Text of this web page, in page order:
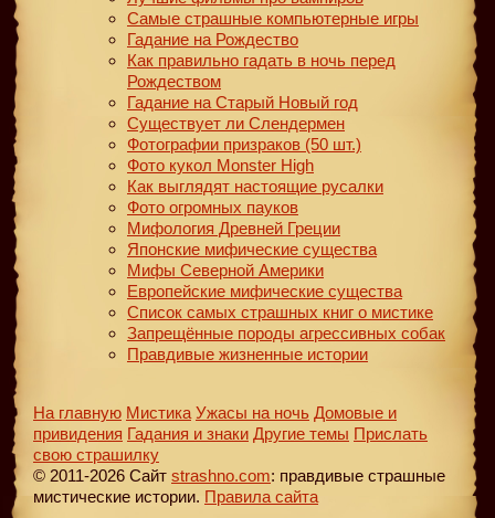
Самые страшные компьютерные игры
Гадание на Рождество
Как правильно гадать в ночь перед
Рождеством
Гадание на Старый Новый год
Существует ли Слендермен
Фотографии призраков (50 шт.)
Фото кукол Monster High
Как выглядят настоящие русалки
Фото огромных пауков
Мифология Древней Греции
Японские мифические существа
Мифы Северной Америки
Европейские мифические существа
Список самых страшных книг о мистике
Запрещённые породы агрессивных собак
Правдивые жизненные истории
На главную Мистика Ужасы на ночь Домовые и
привидения Гадания и знаки Другие темы Прислать
свою страшилку
© 2011-2026 Сайт strashno.com: правдивые страшные
мистические истории. Правила сайта